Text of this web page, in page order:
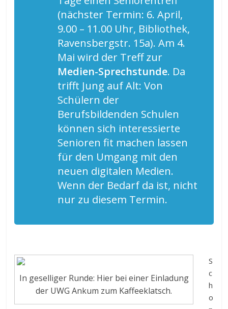
(nächster Termin: 6. April,
9.00 – 11.00 Uhr, Bibliothek,
Ravensbergstr. 15a). Am 4.
Mai wird der Treff zur
Medien-Sprechstunde. Da
trifft Jung auf Alt: Von
Schülern der
Berufsbildenden Schulen
können sich interessierte
Senioren fit machen lassen
für den Umgang mit den
neuen digitalen Medien.
Wenn der Bedarf da ist, nicht
nur zu diesem Termin.
In geselliger Runde: Hier bei einer Einladung
der UWG Ankum zum Kaffeeklatsch.
S
c
h
o